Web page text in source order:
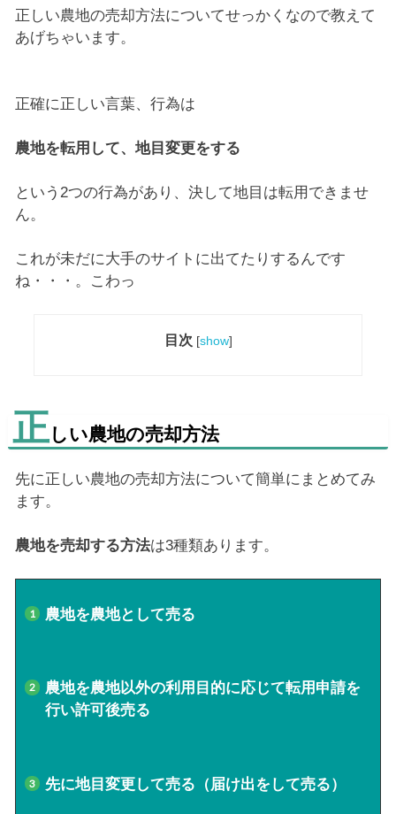
正しい農地の売却方法についてせっかくなので教えて
あげちゃいます。
正確に正しい言葉、行為は
農地を転用して、地目変更をする
という2つの行為があり、決して地目は転用できませ
ん。
これが未だに大手のサイトに出てたりするんです
ね・・・。こわっ
目次 [show]
正しい農地の売却方法
先に正しい農地の売却方法について簡単にまとめてみ
ます。
農地を売却する方法は3種類あります。
農地を農地として売る
農地を農地以外の利用目的に応じて転用申請を
行い許可後売る
先に地目変更して売る（届け出をして売る）